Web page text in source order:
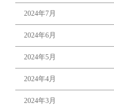
2024年7月
2024年6月
2024年5月
2024年4月
2024年3月